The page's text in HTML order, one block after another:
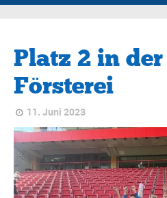
Platz 2 in
Försterei
11. Juni 2023